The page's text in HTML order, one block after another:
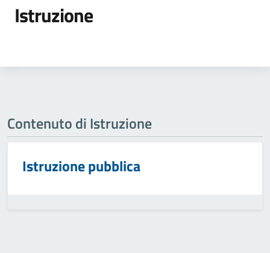
Istruzione
Contenuto di Istruzione
Istruzione pubblica